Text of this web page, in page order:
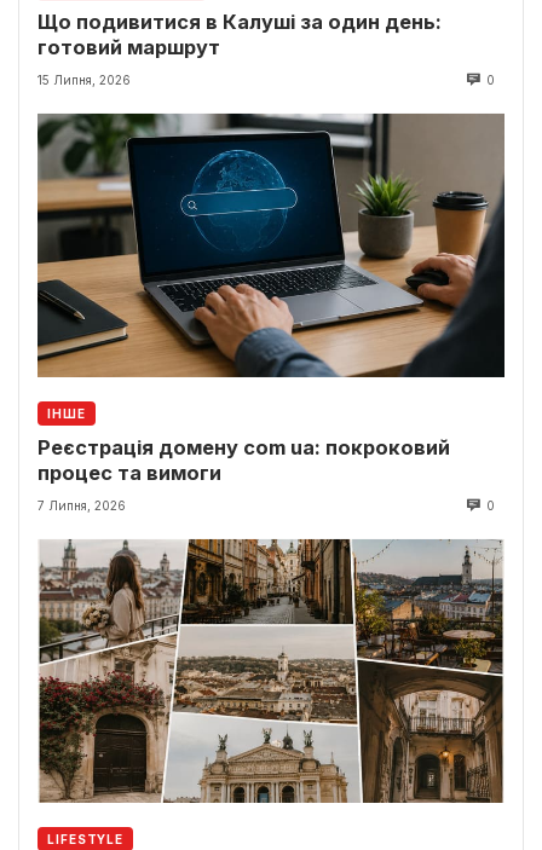
Що подивитися в Калуші за один день:
готовий маршрут
15 Липня, 2026 0
ІНШЕ
Реєстрація домену com ua: покроковий
процес та вимоги
7 Липня, 2026 0
LIFESTYLE